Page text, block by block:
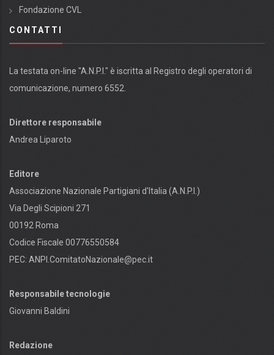
Fondazione CVL
CONTATTI
La testata on-line "A.N.P.I." è iscritta al Registro degli operatori di
comunicazione, numero 6552.
Direttore responsabile
Andrea Liparoto
Editore
Associazione Nazionale Partigiani d'Italia (A.N.P.I.)
Via Degli Scipioni 271
00192 Roma
Codice Fiscale 00776550584
PEC: ANPI.ComitatoNazionale@pec.it
Responsabile tecnologie
Giovanni Baldini
Redazione